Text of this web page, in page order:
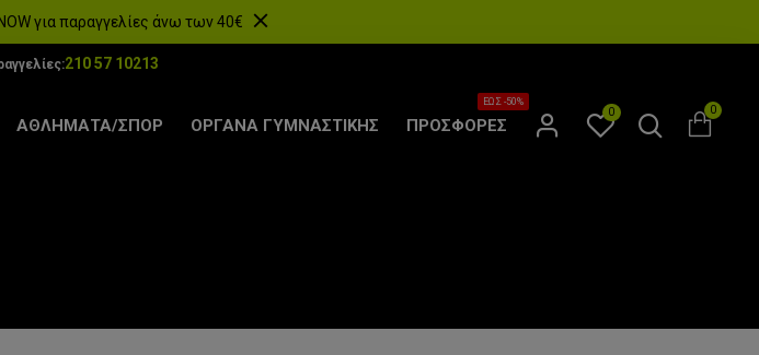
για παραγγελίες άνω των 40€
210 57 10213
ΑΘΛΗΜΑΤΑ/ΣΠΟΡ ΟΡΓΑΝΑ ΓΥΜΝΑΣΤΙΚΗΣ ΠΡΟΣΦΟΡΕΣ
ΕΩΣ -50%
0 0